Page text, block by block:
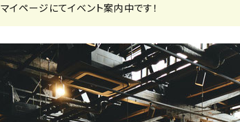
マイページにてイベント案内中です！